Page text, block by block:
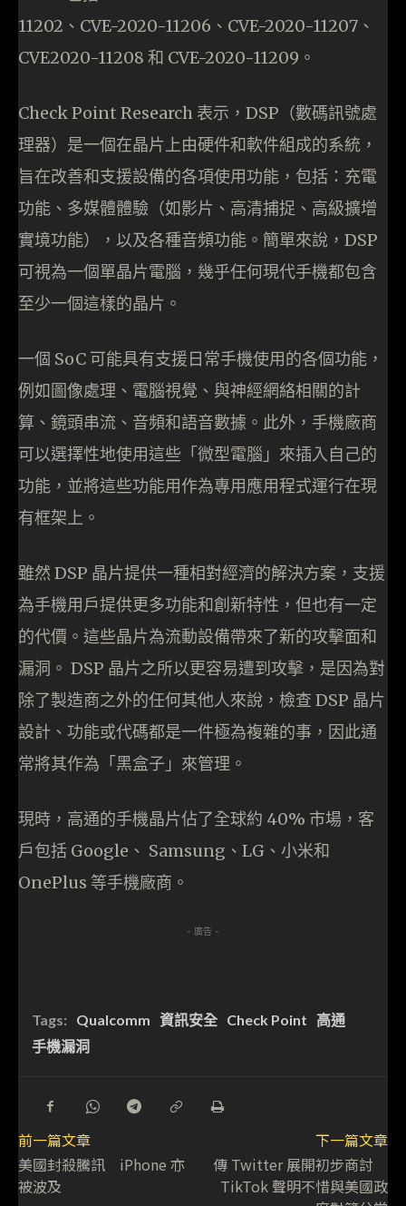
11202、CVE-2020-11206、CVE-2020-11207、
CVE2020-11208 和 CVE-2020-11209。
Check Point Research 表示，DSP（數碼訊號處
理器）是一個在晶片上由硬件和軟件組成的系統，
旨在改善和支援設備的各項使用功能，包括：充電
功能、多媒體體驗（如影片、高清捕捉、高級擴增
實境功能），以及各種音頻功能。簡單來說，DSP
可視為一個單晶片電腦，幾乎任何現代手機都包含
至少一個這樣的晶片。
一個 SoC 可能具有支援日常手機使用的各個功能，
例如圖像處理、電腦視覺、與神經網絡相關的計
算、鏡頭串流、音頻和語音數據。此外，手機廠商
可以選擇性地使用這些「微型電腦」來插入自己的
功能，並將這些功能用作為專用應用程式運行在現
有框架上。
雖然 DSP 晶片提供一種相對經濟的解決方案，支援
為手機用戶提供更多功能和創新特性，但也有一定
的代價。這些晶片為流動設備帶來了新的攻擊面和
漏洞。 DSP 晶片之所以更容易遭到攻擊，是因為對
除了製造商之外的任何其他人來說，檢查 DSP 晶片
設計、功能或代碼都是一件極為複雜的事，因此通
常將其作為「黑盒子」來管理。
現時，高通的手機晶片佔了全球約 40% 市場，客
戶包括 Google、 Samsung、LG、小米和
OnePlus 等手機廠商。
- 廣告 -
Tags: Qualcomm 資訊安全 Check Point
高通
手機漏洞
前一篇文章
美國封殺騰訊 iPhone 亦
被波及
下一篇文章
傳 Twitter 展開初步商討
TikTok 聲明不惜與美國政